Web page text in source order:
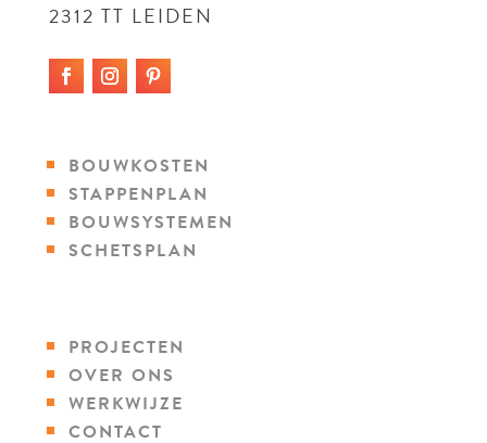
2312 TT LEIDEN
BOUWKOSTEN
STAPPENPLAN
BOUWSYSTEMEN
SCHETSPLAN
PROJECTEN
OVER ONS
WERKWIJZE
CONTACT